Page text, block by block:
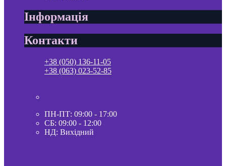
Інформація
Контакти
+38 (050) 136-11-05
+38 (063) 023-52-85
ПН-ПТ: 09:00 - 17:00
СБ: 09:00 - 12:00
НД: Вихідний